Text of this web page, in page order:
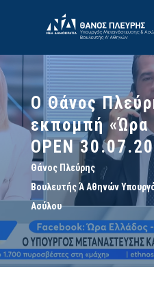
Ο Θάνος
εκπομπή «Ώρα
OPEN
Θάνος Πλεύρης
Βουλευτής Ά Αθηνών
Ασύλου